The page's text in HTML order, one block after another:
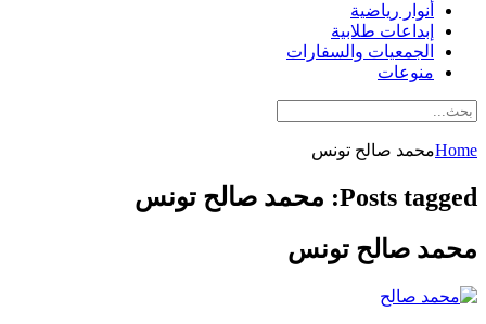
أنوار رياضية
إبداعات طلابية
الجمعيات والسفارات
منوعات
Homeمحمد صالح تونس
Posts tagged: محمد صالح تونس
محمد صالح تونس